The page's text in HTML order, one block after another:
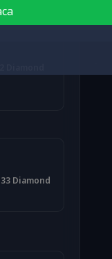
33 Diamond